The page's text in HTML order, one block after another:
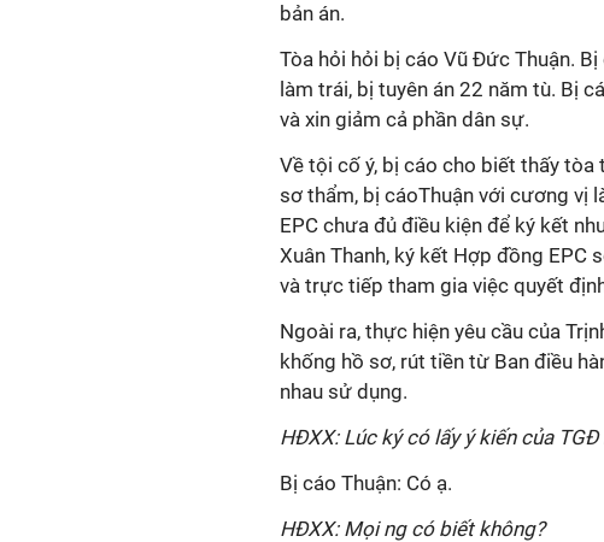
bản án.
Tòa hỏi hỏi bị cáo Vũ Đức Thuận.
làm trái, bị tuyên án 22 năm tù. Bị
và xin giảm cả phần dân sự.
Về tội cố ý, bị cáo cho biết thấy tòa
sơ thẩm, bị cáoThuận với cương vị
EPC chưa đủ điều kiện để ký kết
Xuân Thanh, ký kết Hợp đồng EPC
và trực tiếp tham gia việc quyết
Ngoài ra, thực hiện yêu cầu của
khống hồ sơ, rút tiền từ Ban điều
nhau sử dụng.
HĐXX: Lúc ký có lấy ý kiến của TGĐ
Bị cáo Thuận: Có ạ.
HĐXX: Mọi ng có biết không?